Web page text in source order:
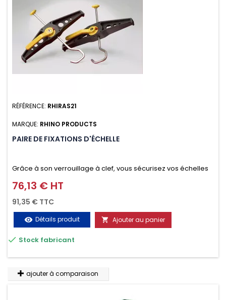
RÉFÉRENCE: RHIRAS21
MARQUE: RHINO PRODUCTS
PAIRE DE FIXATIONS D'ÉCHELLE
Grâce à son verrouillage à clef, vous sécurisez vos échelles
d'un seul geste aussi bien contre le vol que pendant le
transport. Référence vendue par paire.
Prix
76,13 € HT
91,35 € TTC
visibility Détails produit  Ajouter au panier
 Stock fabricant
ajouter à comparaison